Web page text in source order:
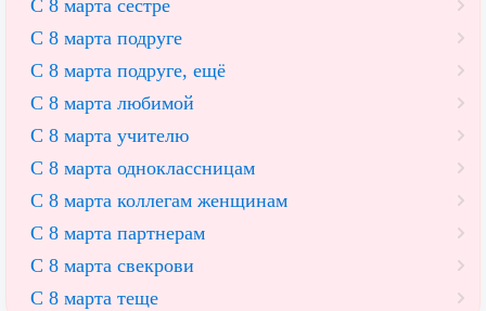
С 8 марта сестре
С 8 марта подруге
С 8 марта подруге, ещё
С 8 марта любимой
С 8 марта учителю
С 8 марта одноклассницам
С 8 марта коллегам женщинам
С 8 марта партнерам
С 8 марта свекрови
С 8 марта теще